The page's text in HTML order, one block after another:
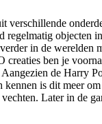
verschillende
regelmatig objecten
in de werelden
creaties ben je
de Harry
kennen is dit meer
Later in de